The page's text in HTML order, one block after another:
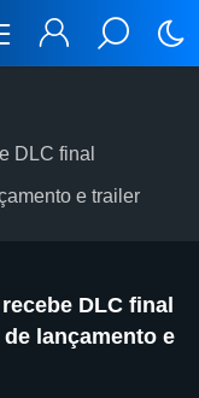
DLC final
e trailer
DLC final
lançamento e